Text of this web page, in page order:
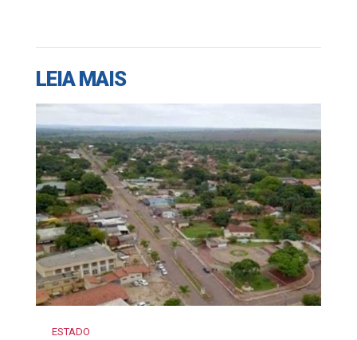
LEIA MAIS
ESTADO